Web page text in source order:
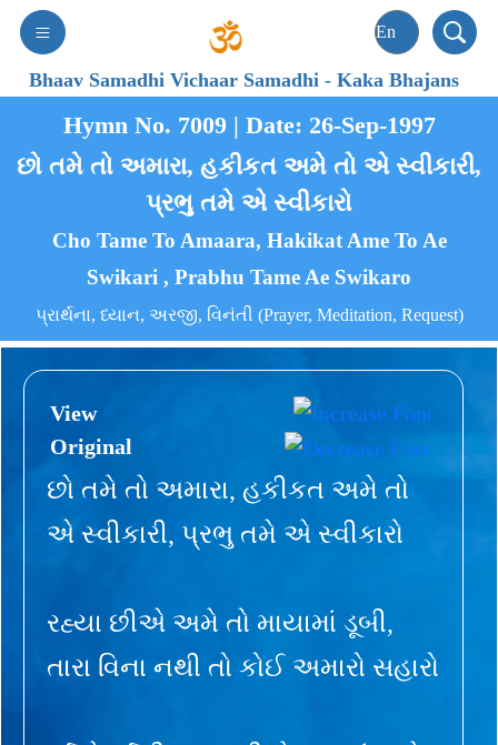
Bhaav Samadhi Vichaar Samadhi-Kaka Bhajans
Hymn No. 7009 | Date: 26-Sep-1997
છો તમે તો અમારા, હકીકત અમે તો એ સ્વીકારી,
પ્રભુ તમે એ સ્વીકારો
Cho Tame To Amaara, Hakikat Ame To Ae
Swikari , Prabhu Tame Ae Swikaro
પ્રાર્થના, ધ્યાન, અરજી, વિનંતી (Prayer, Meditation, Request)
View
Original
છો તમે તો અમારા, હકીકત અમે તો
એ સ્વીકારી, પ્રભુ તમે એ સ્વીકારો
રહ્યા છીએ અમે તો માયામાં ડૂબી,
તારા વિના નથી તો કોઈ અમારો સહારો